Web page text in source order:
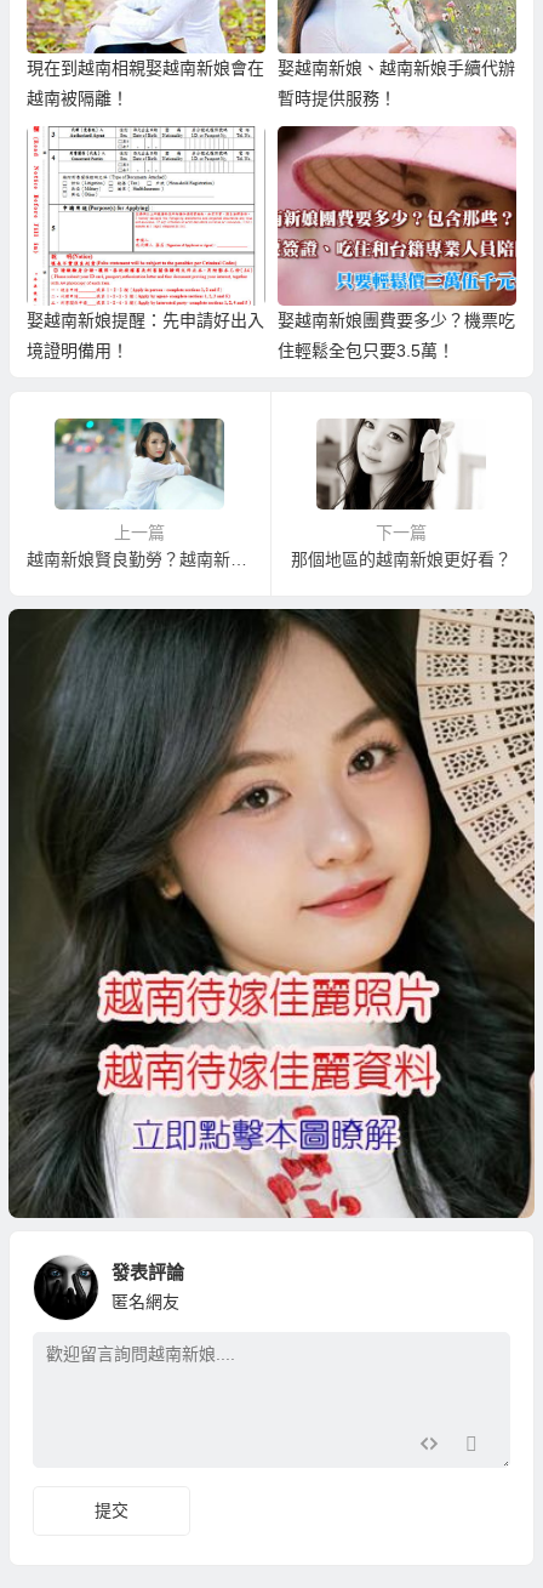
現在到越南相親娶越南新娘會在
越南被隔離！
娶越南新娘、越南新娘手續代辦
暫時提供服務！
娶越南新娘提醒：先申請好出入
境證明備用！
娶越南新娘團費要多少？機票吃
住輕鬆全包只要3.5萬！
上一篇
越南新娘賢良勤勞？越南新娘都很保守嗎？越南新娘容易滿足嗎？
下一篇
那個地區的越南新娘更好看？
發表評論
匿名網友
提交